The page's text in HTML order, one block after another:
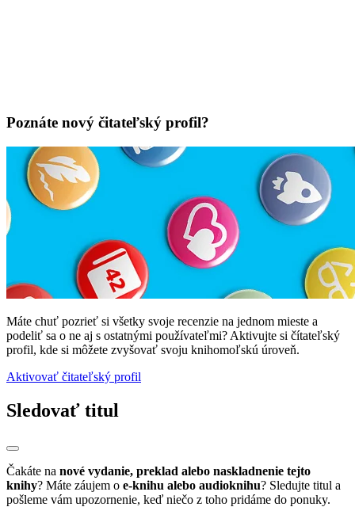
Poznáte nový čitateľský profil?
Máte chuť pozrieť si všetky svoje recenzie na jednom mieste a
podeliť sa o ne aj s ostatnými používateľmi? Aktivujte si čítateľský
profil, kde si môžete zvyšovať svoju knihomoľskú úroveň.
Aktivovať čitateľský profil
Sledovať titul
Čakáte na nové vydanie, preklad alebo naskladnenie tejto
knihy? Máte záujem o e-knihu alebo audioknihu? Sledujte titul a
pošleme vám upozornenie, keď niečo z toho pridáme do ponuky.